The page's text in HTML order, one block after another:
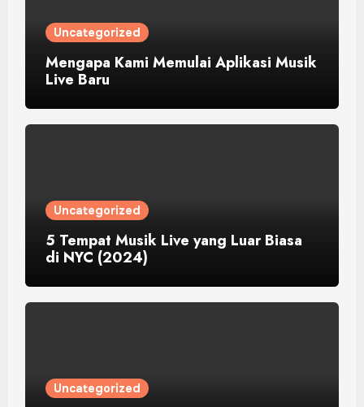
Uncategorized
Mengapa Kami Memulai Aplikasi Musik
Live Baru
Uncategorized
5 Tempat Musik Live yang Luar Biasa
di NYC (2024)
Uncategorized